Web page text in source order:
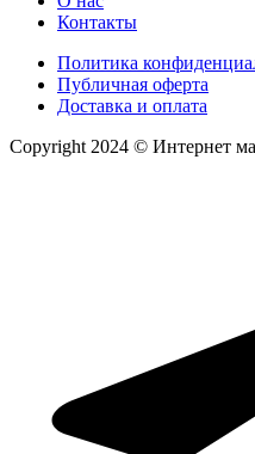
Контакты
Политика
Публичная оферта
Доставка и оплата
Copyright 2024 © Интернет